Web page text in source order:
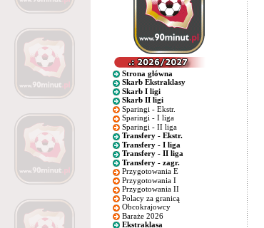
Strona główna
Skarb Ekstraklasy
Skarb I ligi
Skarb II ligi
Sparingi - Ekstr.
Sparingi - I liga
Sparingi - II liga
Transfery - Ekstr.
Transfery - I liga
Transfery - II liga
Transfery - zagr.
Przygotowania E
Przygotowania I
Przygotowania II
Polacy za granicą
Obcokrajowcy
Baraże 2026
Ekstraklasa